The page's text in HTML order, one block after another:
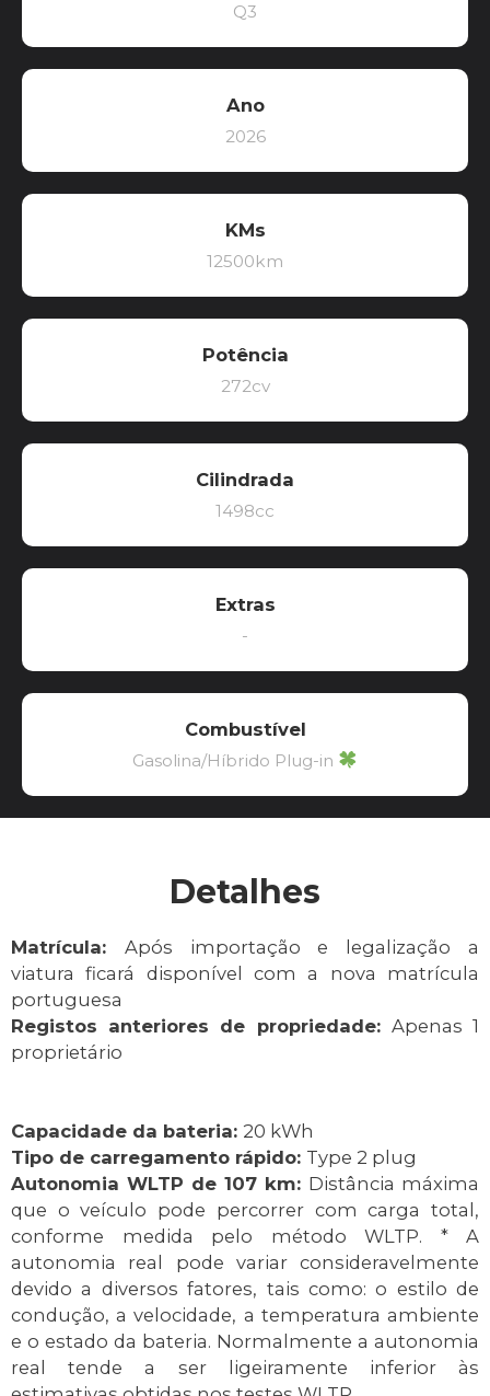
Q3
Ano
2026
KMs
12500km
Potência
272cv
Cilindrada
1498cc
Extras
-
Combustível
Gasolina/Híbrido Plug-in
Detalhes
Matrícula: Após importação e legalização a
viatura ficará disponível com a nova matrícula
portuguesa
Registos anteriores de propriedade: Apenas 1
proprietário
Capacidade da bateria: 20 kWh
Tipo de carregamento rápido: Type 2 plug
Autonomia WLTP de 107 km: Distância máxima
que o veículo pode percorrer com carga total,
conforme medida pelo método WLTP. * A
autonomia real pode variar consideravelmente
devido a diversos fatores, tais como: o estilo de
condução, a velocidade, a temperatura ambiente
e o estado da bateria. Normalmente a autonomia
real tende a ser ligeiramente inferior às